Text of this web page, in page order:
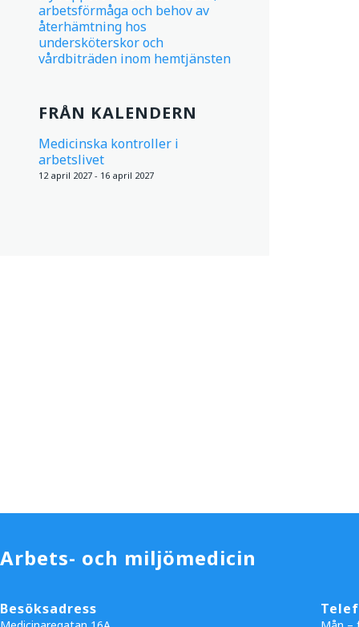
arbetsförmåga och behov av
återhämtning hos
undersköterskor och
vårdbiträden inom hemtjänsten
FRÅN KALENDERN
Medicinska kontroller i
arbetslivet
12 april 2027 - 16 april 2027
Arbets- och miljömedicin
Besöksadress